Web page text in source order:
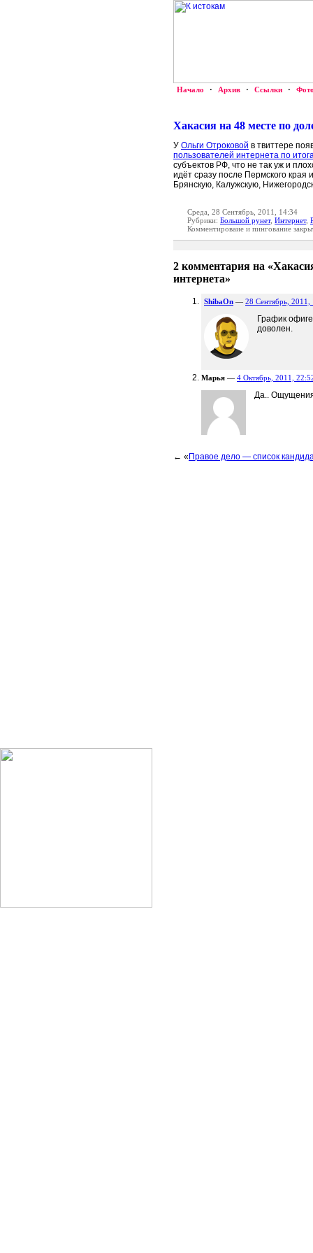
Начало · Архив · Ссылки ·
Хакасия на 48 месте по
У Ольги Отроковой в твиттере
пользователей интернета по
субъектов РФ, что не так уж и
идёт сразу после Пермского края
Брянскую, Калужскую,
Среда, 28 Сентябрь, 2011, 14:34
Рубрики: Большой рунет, Интернет,
Комментироваие и пингование
2 комментария на
интернета»
ShibaOn — 28 Сентябрь, 2011,
График
доволен.
Марья — 4 Октябрь, 2011,
Да..
← « Правое дело — список